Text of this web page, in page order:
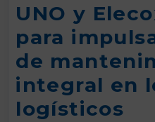
UNO y
para
de
integral en
logísticos